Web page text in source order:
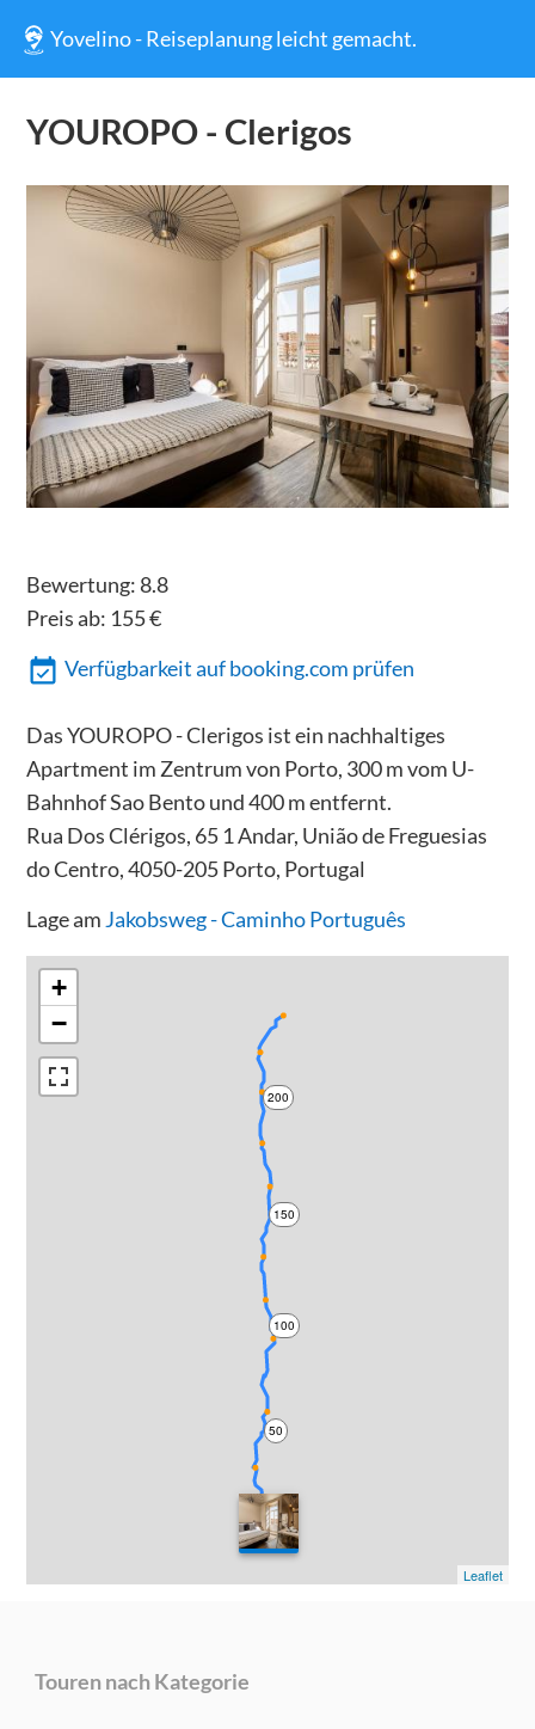
Yovelino - Reiseplanung leicht gemacht.
YOUROPO - Clerigos
Bewertung: 8.8
Preis ab: 155€
Verfügbarkeit auf booking.com prüfen
Das YOUROPO - Clerigos ist ein nachhaltiges
Apartment im Zentrum von Porto, 300 m vom U-
Bahnhof Sao Bento und 400 m entfernt.
Rua Dos Clérigos, 65 1 Andar, União de Freguesias
do Centro, 4050-205 Porto, Portugal
Lage am Jakobsweg - Caminho Português
0
50
100
150
200
+
−
Leaflet
Touren nach Kategorie